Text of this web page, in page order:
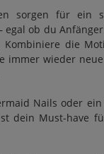
sorgen für ein
egal ob du
Kombiniere die
immer wieder neue
Nails oder
dein Must-have